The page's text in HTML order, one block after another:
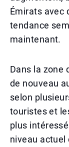
Émirats avec
tendance
maintenant.
Dans la zone
de nouveau
selon
touristes et
plus
niveau